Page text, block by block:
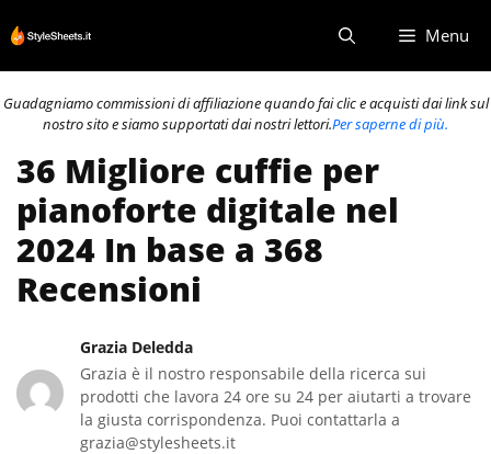
al
contenuto
Menu
Guadagniamo commissioni di affiliazione quando fai clic e acquisti dai link sul
nostro sito e siamo supportati dai nostri lettori.Per saperne di più.
36 Migliore cuffie per
pianoforte digitale nel
2024 In base a 368
Recensioni
Grazia Deledda
Grazia è il nostro responsabile della ricerca sui
prodotti che lavora 24 ore su 24 per aiutarti a trovare
la giusta corrispondenza. Puoi contattarla a
grazia@stylesheets.it